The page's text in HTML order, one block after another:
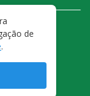
de
.